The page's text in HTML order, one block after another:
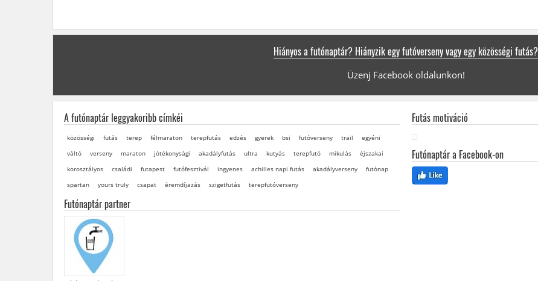
Hiányos a futónaptár? Hiányzik egy futóverseny vagy egy közösségi futás?
Üzenj Facebook oldalunkon!
A futónaptár leggyakoribb címkéi
közösségi futás terep félmaraton terepfutás edzés gyerek bsi futóverseny trail
egyéni
váltó
verseny maraton jótékonysági akadályfutás ultra kutyás terepfutó mikulás
éjszakai
korosztályos
családi futapest futófesztivál ingyenes achilles napi futás akadályverseny
futónap
spartan
yours truly csapat éremdíjazás szigetfutás terepfutóverseny
Futónaptár partner
Futás motiváció
Futónaptár a Facebook-on